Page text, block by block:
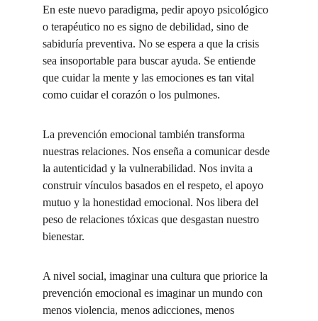
En este nuevo paradigma, pedir apoyo psicológico
o terapéutico no es signo de debilidad, sino de
sabiduría preventiva. No se espera a que la crisis
sea insoportable para buscar ayuda. Se entiende
que cuidar la mente y las emociones es tan vital
como cuidar el corazón o los pulmones.
La prevención emocional también transforma
nuestras relaciones. Nos enseña a comunicar desde
la autenticidad y la vulnerabilidad. Nos invita a
construir vínculos basados en el respeto, el apoyo
mutuo y la honestidad emocional. Nos libera del
peso de relaciones tóxicas que desgastan nuestro
bienestar.
A nivel social, imaginar una cultura que priorice la
prevención emocional es imaginar un mundo con
menos violencia, menos adicciones, menos